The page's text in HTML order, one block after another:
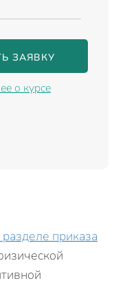
ЗАЯВКУ
о курсе
приказа